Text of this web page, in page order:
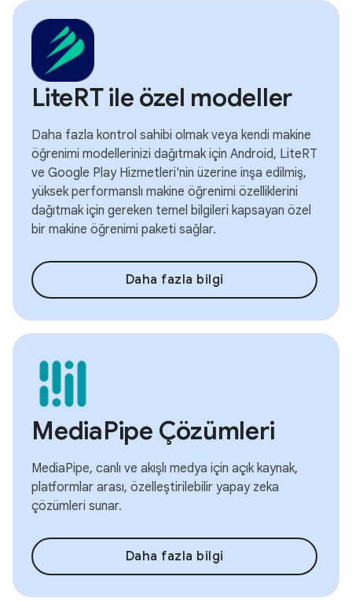
LiteRT ile özel modeller
Daha fazla kontrol sahibi olmak veya kendi makine
öğrenimi modellerinizi dağıtmak için Android, LiteRT
ve Google Play Hizmetleri'nin üzerine inşa edilmiş,
yüksek performanslı makine öğrenimi özelliklerini
dağıtmak için gereken temel bilgileri kapsayan özel
bir makine öğrenimi paketi sağlar.
Daha fazla bilgi
MediaPipe Çözümleri
MediaPipe, canlı ve akışlı medya için açık kaynak,
platformlar arası, özelleştirilebilir yapay zeka
çözümleri sunar.
Daha fazla bilgi